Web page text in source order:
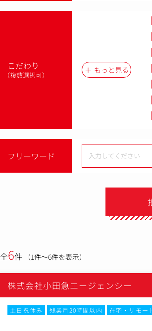
こだわり
（複数選択可）
もっと見る
フリーワード
全6件 （1件～6件を表示）
株式会社小田急エージェンシー
土日祝休み 残業月20時間以内 在宅・リモー